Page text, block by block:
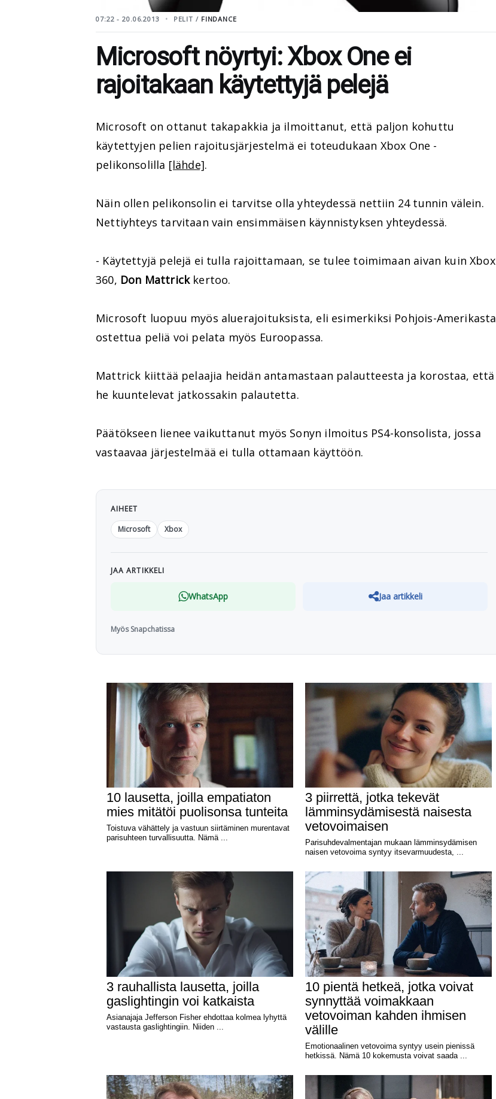
07:22 - 20.06.2013 PELIT / FINDANCE
Microsoft nöyrtyi: Xbox One ei
rajoitakaan käytettyjä pelejä
Microsoft on ottanut takapakkia ja ilmoittanut, että paljon kohuttu
käytettyjen pelien rajoitusjärjestelmä ei toteudukaan Xbox One -
pelikonsolilla [lähde].
Näin ollen pelikonsolin ei tarvitse olla yhteydessä nettiin 24 tunnin välein.
Nettiyhteys tarvitaan vain ensimmäisen käynnistyksen yhteydessä.
- Käytettyjä pelejä ei tulla rajoittamaan, se tulee toimimaan aivan kuin Xbox
360, Don Mattrickkertoo.
Microsoft luopuu myös aluerajoituksista, eli esimerkiksi Pohjois-Amerikasta
ostettua peliä voi pelata myös Euroopassa.
Mattrick kiittää pelaajia heidän antamastaan palautteesta ja korostaa, että
he kuuntelevat jatkossakin palautetta.
Päätökseen lienee vaikuttanut myös Sonyn ilmoitus PS4-konsolista, jossa
vastaavaa järjestelmää ei tulla ottamaan käyttöön.
AIHEET
Microsoft
Xbox
JAA ARTIKKELI
WhatsApp Jaa artikkeli
Myös Snapchatissa